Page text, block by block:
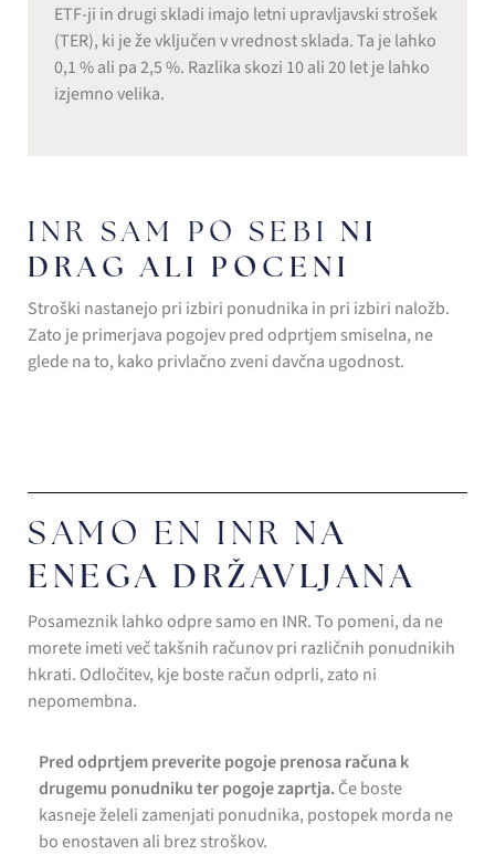
ETF-ji in drugi skladi imajo letni upravljavski strošek
(TER), ki je že vključen v vrednost sklada. Ta je lahko
0,1 % ali pa 2,5 %. Razlika skozi 10 ali 20 let je lahko
izjemno velika.
INR SAM PO SEBI NI
DRAG ALI POCENI
Stroški nastanejo pri izbiri ponudnika in pri izbiri naložb.
Zato je primerjava pogojev pred odprtjem smiselna, ne
glede na to, kako privlačno zveni davčna ugodnost.
SAMO EN INR NA
ENEGA DRŽAVLJANA
Posameznik lahko odpre samo en INR. To pomeni, da ne
morete imeti več takšnih računov pri različnih ponudnikih
hkrati. Odločitev, kje boste račun odprli, zato ni
nepomembna.
Pred odprtjem preverite pogoje prenosa računa k
drugemu ponudniku ter pogoje zaprtja.Če boste
kasneje želeli zamenjati ponudnika, postopek morda ne
bo enostaven ali brez stroškov.